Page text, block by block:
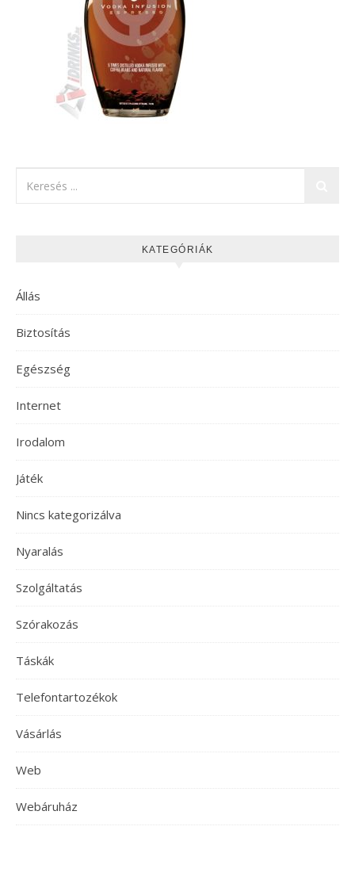
KATEGÓRIÁK
Állás
Biztosítás
Egészség
Internet
Irodalom
Játék
Nincs kategorizálva
Nyaralás
Szolgáltatás
Szórakozás
Táskák
Telefontartozékok
Vásárlás
Web
Webáruház